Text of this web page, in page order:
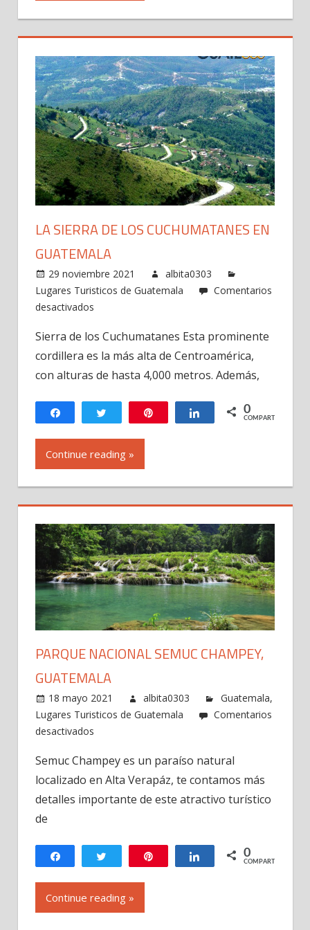
LA SIERRA DE LOS CUCHUMATANES EN
GUATEMALA
29 noviembre 2021
albita0303
Lugares Turisticos de Guatemala
Comentarios
desactivados
Sierra
de
los
en
Guatemala
Sierra de los Cuchumatanes Esta prominente
cordillera es la más alta de Centroamérica,
con alturas de hasta 4,000 metros. Además,
Compartir Twittear Compartir
0
COMPARTIR
Continue reading »
PARQUE NACIONAL SEMUC CHAMPEY,
GUATEMALA
18 mayo 2021 albita0303 Guatemala,
Lugares Turisticos de Guatemala
Comentarios
desactivados
Nacional
Semuc
Champey,
Semuc Champey es un paraíso natural
localizado en Alta Verapáz, te contamos más
detalles importante de este atractivo turístico
de
Compartir Twittear Compartir
0
COMPARTIR
Continue reading »